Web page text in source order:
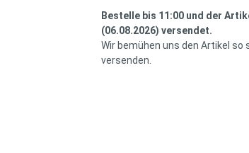
Bestelle bis 11:00 und der
(06.08.2026) versendet.
Wir bemühen uns den Artikel so
versenden.